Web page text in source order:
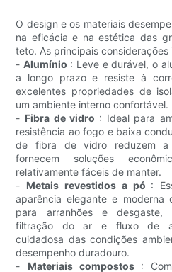
O design e os materiais
na eficácia e na estética das
teto. As principais considerações
-Alumínio : Leve e durável, o
a longo prazo e resiste à
excelentes propriedades de
um ambiente interno confortável.
- Fibra de vidro : Ideal para
resistência ao fogo e baixa
de fibra de vidro reduzem a
fornecem soluções
relativamente fáceis de manter.
- Metais revestidos a pó :
aparência elegante e moderna
para arranhões e desgaste,
filtração do ar e fluxo de ar
cuidadosa das condições
desempenho duradouro.
- Materiais compostos :